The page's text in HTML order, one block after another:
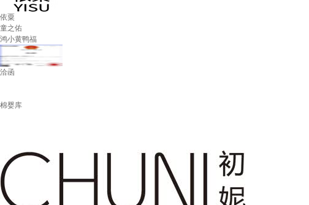
依粟
童之佑
鸿小黄鸭福
洽函
棉婴库